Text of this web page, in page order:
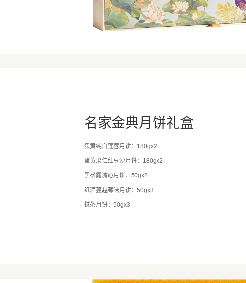
名家金典月饼礼盒
蛋黄纯白莲蓉月饼：180gx2
蛋黄果仁红豆沙月饼：180gx2
黑松露流心月饼：50gx2
红酒蔓越莓味月饼：50gx3
抹茶月饼：50gx3